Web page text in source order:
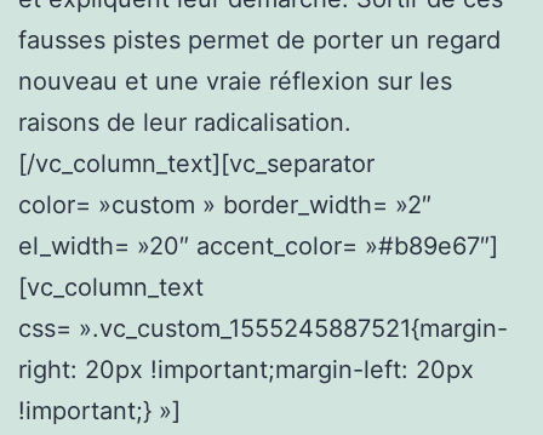
fausses pistes permet de porter un regard
nouveau et une vraie réflexion sur les
raisons de leur radicalisation.
[/vc_column_text][vc_separator
color= »custom » border_width= »2″
el_width= »20″ accent_color= »#b89e67″]
[vc_column_text
css= ».vc_custom_1555245887521{margin-
right: 20px !important;margin-left: 20px
!important;} »]